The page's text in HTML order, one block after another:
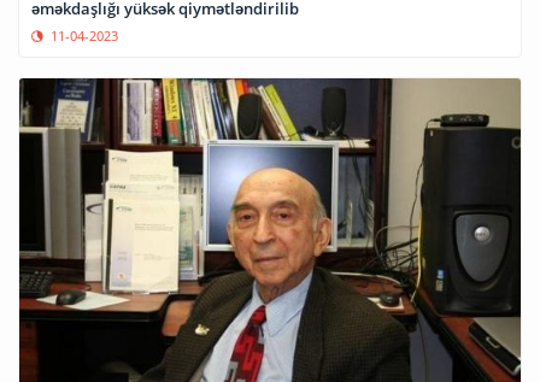
əməkdaşlığı yüksək qiymətləndirilib
11-04-2023